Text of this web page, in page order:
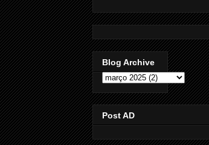
Blog Archive
Post AD